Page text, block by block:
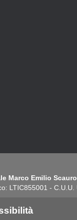
Marco Emilio
LTIC855001 - C.U.U.